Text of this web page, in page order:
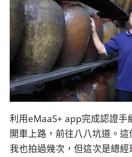
利用eMaaS+ app完成認證手
開車上路，前往八八坑道。這
我也拍過幾次，但這次是總